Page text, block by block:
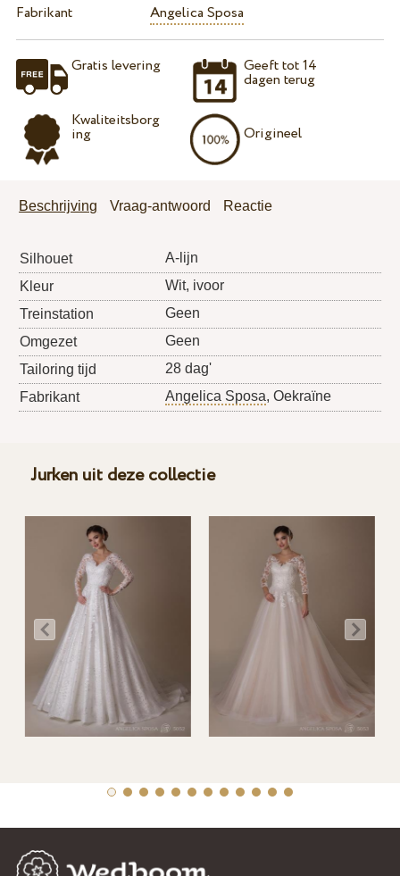
Fabrikant
Angelica Sposa
Gratis levering
Kwaliteitsborg
ing
Geeft tot 14
dagen terug
Origineel
Beschrijving Vraag-antwoord Reactie
Silhouet
A-lijn
Kleur
Wit, ivoor
Treinstation
Geen
Omgezet
Geen
Tailoring tijd
28 dag'
Fabrikant
Angelica Sposa, Oekraïne
Jurken uit deze collectie